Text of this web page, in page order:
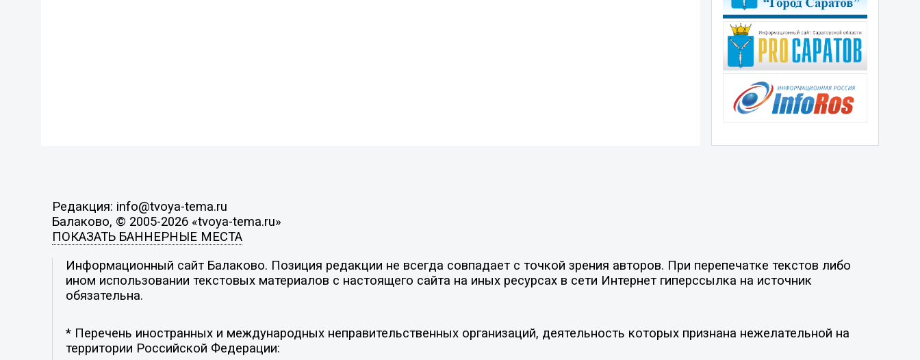
Редакция: info@tvoya-tema.ru
Балаково, © 2005-2026 «tvoya-tema.ru»
ПОКАЗАТЬ БАННЕРНЫЕ МЕСТА
Информационный сайт Балаково. Позиция редакции не всегда совпадает с точкой зрения авторов. При перепечатке текстов либо
ином использовании текстовых материалов с настоящего сайта на иных ресурсах в сети Интернет гиперссылка на источник
обязательна.
* Перечень иностранных и международных неправительственных организаций, деятельность которых признана нежелательной на
территории Российской Федерации: